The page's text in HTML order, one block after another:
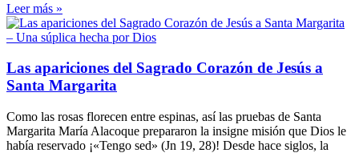
Leer más »
Las apariciones del Sagrado Corazón de Jesús a
Santa Margarita
Como las rosas florecen entre espinas, así las pruebas de Santa
Margarita María Alacoque prepararon la insigne misión que Dios le
había reservado ¡«Tengo sed» (Jn 19, 28)! Desde hace siglos, la